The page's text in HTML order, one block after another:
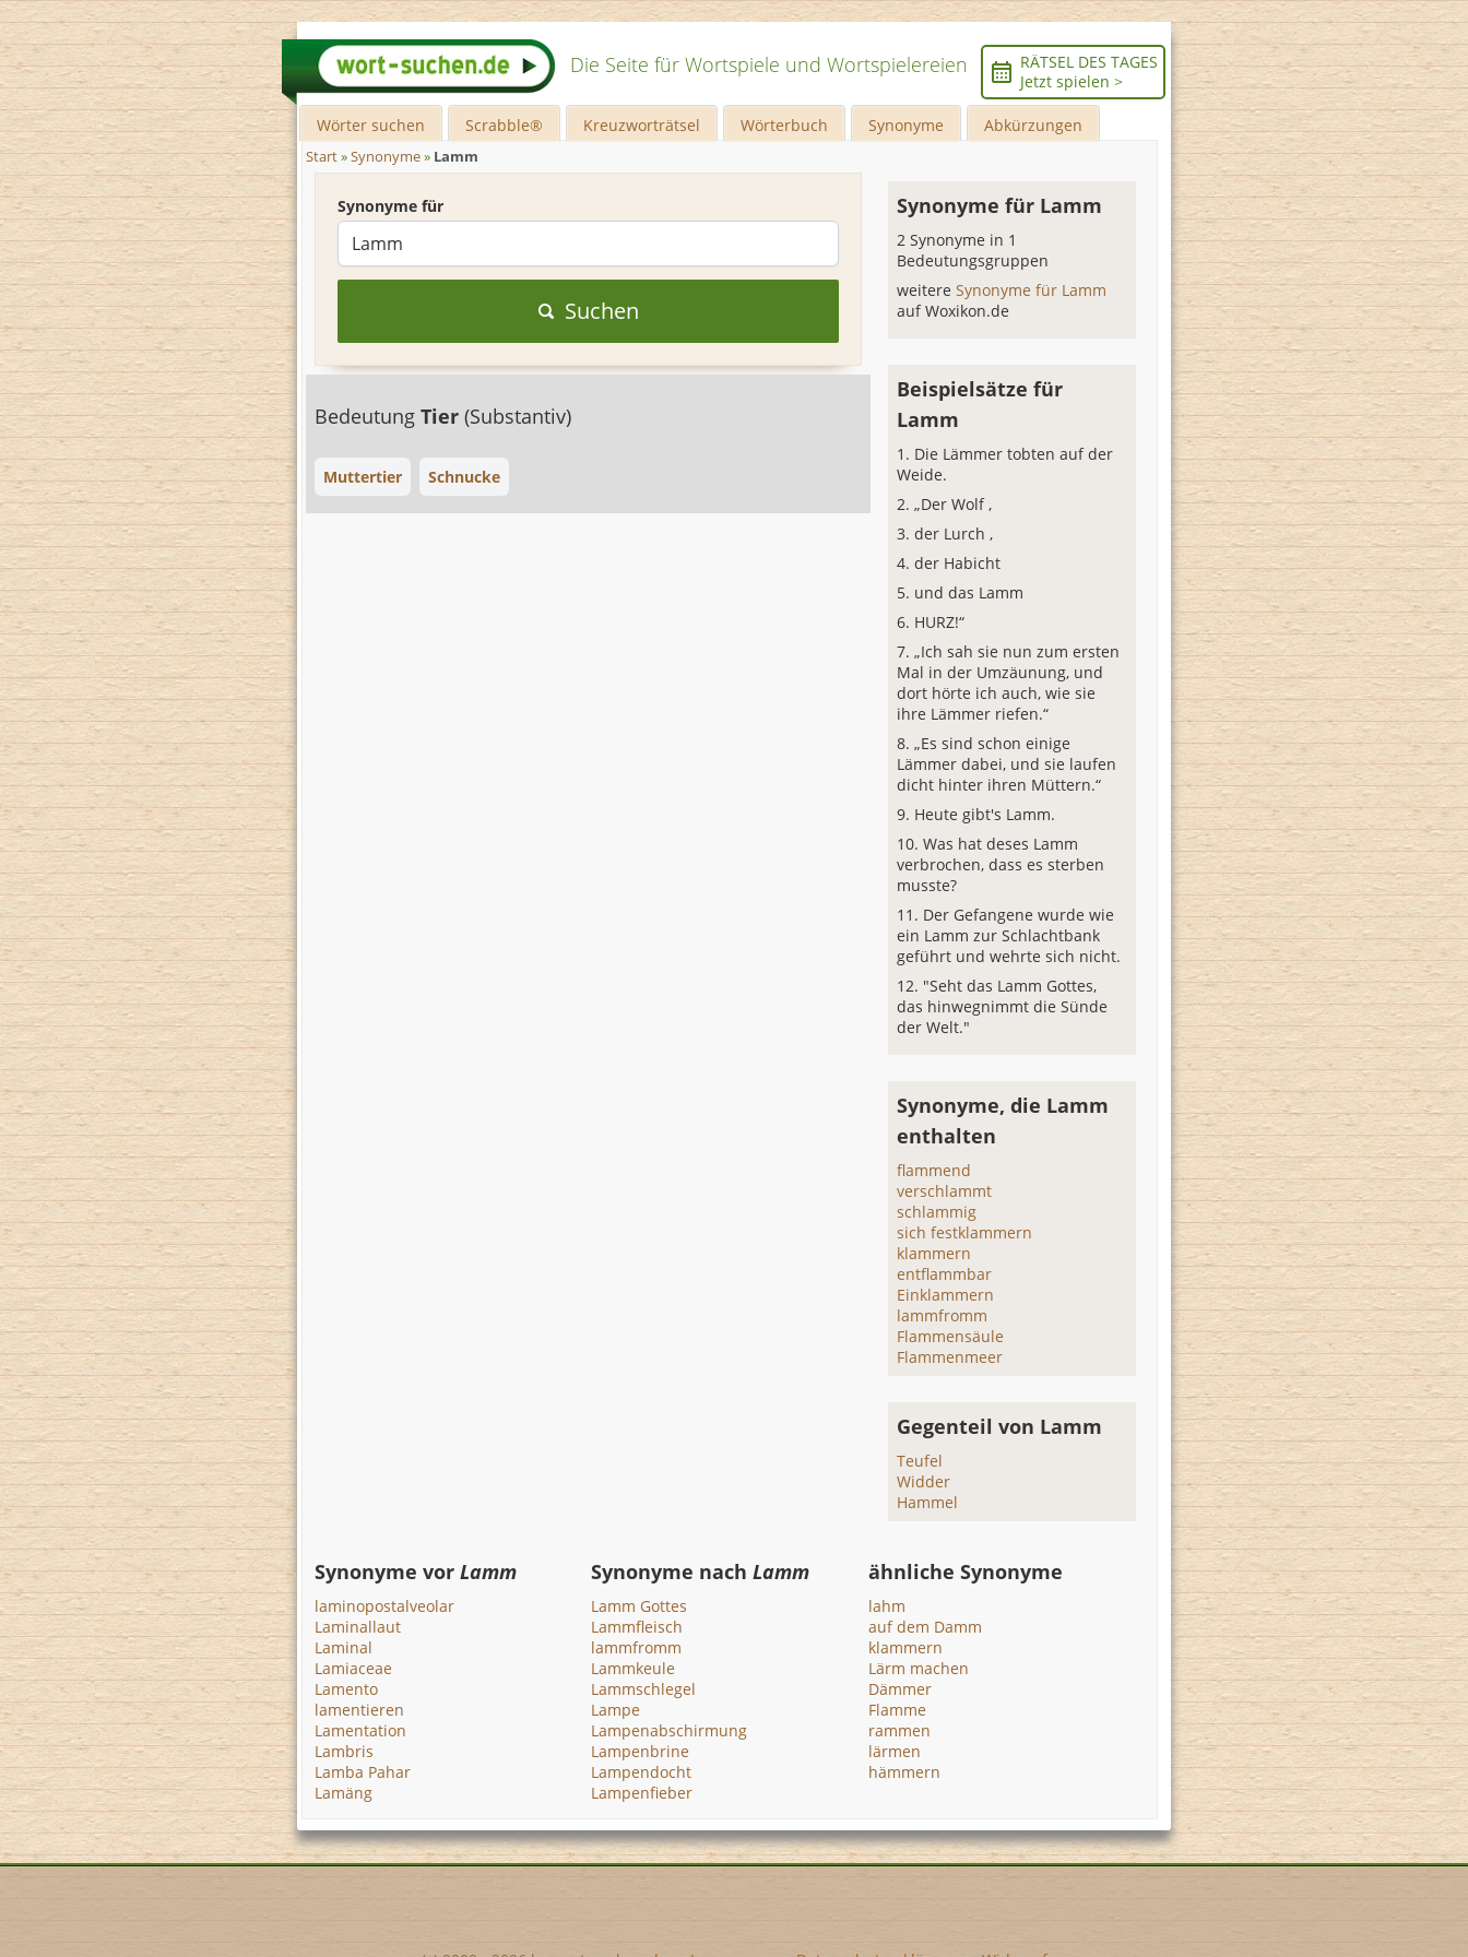
Die Seite für Wortspiele und Wortspielereien
RÄTSEL DES TAGES
Jetzt spielen >
Wörter suchen Scrabble® Kreuzworträtsel Wörterbuch Synonyme Abkürzungen
Start»Synonyme» Lamm
Synonyme für
Suchen
Bedeutung Tier (Substantiv)
Muttertier Schnucke
Synonyme für Lamm
2 Synonyme in 1
Bedeutungsgruppen
weitereSynonyme für Lamm
auf Woxikon.de
Beispielsätze für
Lamm
Die Lämmer tobten auf der
Weide.
„Der Wolf ,
der Lurch ,
der Habicht
und das Lamm
HURZ!“
„Ich sah sie nun zum ersten
Mal in der Umzäunung, und
dort hörte ich auch, wie sie
ihre Lämmer riefen.“
„Es sind schon einige
Lämmer dabei, und sie laufen
dicht hinter ihren Müttern.“
Heute gibt's Lamm.
Was hat deses Lamm
verbrochen, dass es sterben
musste?
Der Gefangene wurde wie
ein Lamm zur Schlachtbank
geführt und wehrte sich nicht.
"Seht das Lamm Gottes,
das hinwegnimmt die Sünde
der Welt."
Synonyme, die Lamm
enthalten
flammend
verschlammt
schlammig
sich festklammern
klammern
entflammbar
Einklammern
lammfromm
Flammensäule
Flammenmeer
Gegenteil von Lamm
Teufel
Widder
Hammel
Synonyme vor Lamm
laminopostalveolar
Laminallaut
Laminal
Lamiaceae
Lamento
lamentieren
Lamentation
Lambris
Lamba Pahar
Lamäng
Synonyme nachLamm
Lamm Gottes
Lammfleisch
lammfromm
Lammkeule
Lammschlegel
Lampe
Lampenabschirmung
Lampenbrine
Lampendocht
Lampenfieber
ähnliche Synonyme
lahm
auf dem Damm
klammern
Lärm machen
Dämmer
Flamme
rammen
lärmen
hämmern